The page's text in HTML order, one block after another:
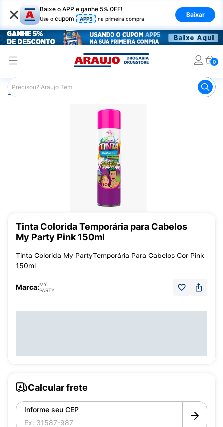
× Baixe o APP e ganhe 5% OFF!
Use o cupom APP5 na primeira compra
Baixar
0
Araujo Cabelo Tonalizantes
Tinta Colorida Temporária para Cabelos
My Party Pink 150ml
Tinta Colorida My PartyTemporária Para Cabelos Cor Pink
150ml
Marca:MY
PARTY
Calcular frete
Informe seu CEP